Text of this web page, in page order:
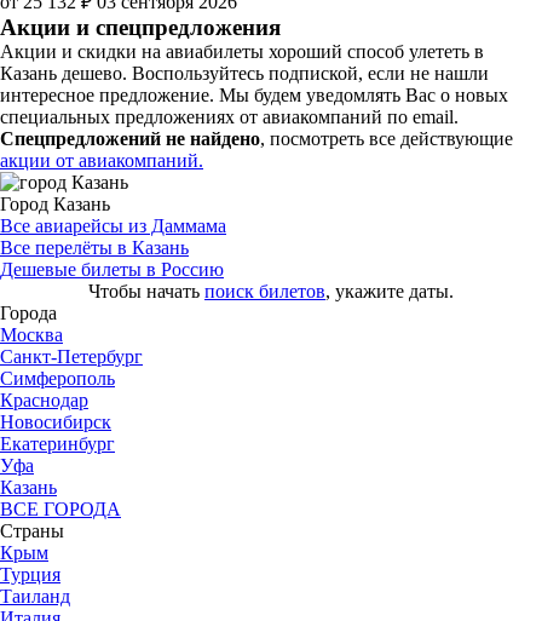
Акции и спецпредложения
Акции и скидки на авиабилеты хороший способ улететь в
Казань дешево. Воспользуйтесь подпиской, если не нашли
интересное предложение. Мы будем уведомлять Вас о новых
специальных предложениях от авиакомпаний по email.
Спецпредложений не найдено, посмотреть все действующие
акции от авиакомпаний.
Город Казань
Все авиарейсы из Даммама
Все перелёты в Казань
Дешевые билеты в Россию
Чтобы начать поиск билетов, укажите даты.
Города
Москва
Санкт-Петербург
Симферополь
Краснодар
Новосибирск
Екатеринбург
Уфа
Казань
ВСЕ ГОРОДА
Страны
Крым
Турция
Таиланд